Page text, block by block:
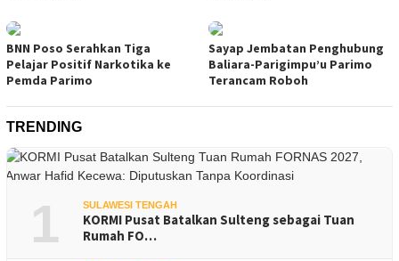
BNN Poso Serahkan Tiga
Pelajar Positif Narkotika ke
Pemda Parimo
Sayap Jembatan Penghubung
Baliara-Parigimpu’u Parimo
Terancam Roboh
TRENDING
1 SULAWESI TENGAH
KORMI Pusat Batalkan Sulteng sebagai Tuan
Rumah FO…